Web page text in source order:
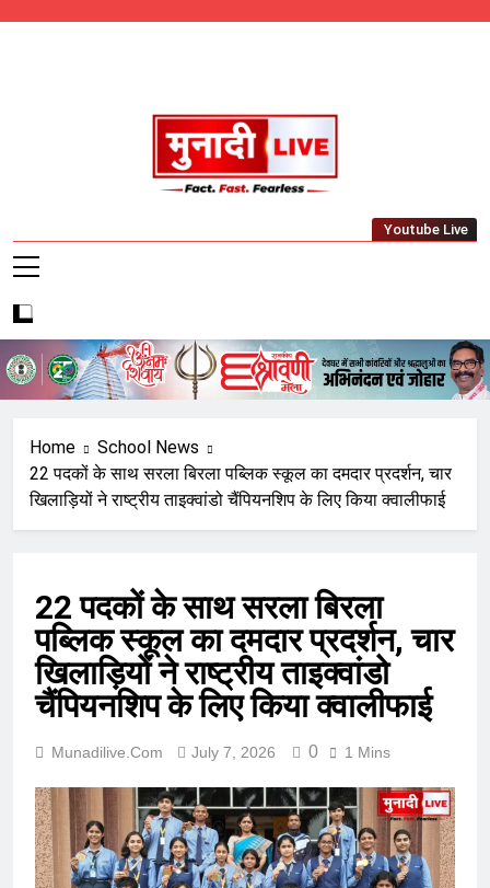
Munadi Live – Jharkhand's Leading Local
Youtube Live
Home
School News
22 पदकों के साथ सरला बिरला पब्लिक स्कूल का दमदार प्रदर्शन, चार
खिलाड़ियों ने राष्ट्रीय ताइक्वांडो चैंपियनशिप के लिए किया क्वालीफाई
22 पदकों के साथ सरला बिरला
पब्लिक स्कूल का दमदार प्रदर्शन, चार
खिलाड़ियों ने राष्ट्रीय ताइक्वांडो
चैंपियनशिप के लिए किया क्वालीफाई
Munadilive.com July 7, 2026 0 1 Mins